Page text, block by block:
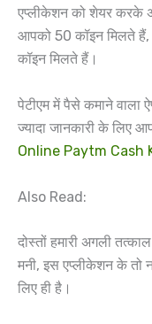
एप्लीकेशन को शेयर करके
आपको 50 कॉइन मिलते
कॉइन मिलते हैं।
पेटीएम में पैसे कमाने
ज्यादा जानकारी के लिए
Online Paytm Cash
Also Read:
दोस्तों हमारी अगली
मनी, इस एप्लीकेशन के तो
लिए ही है।